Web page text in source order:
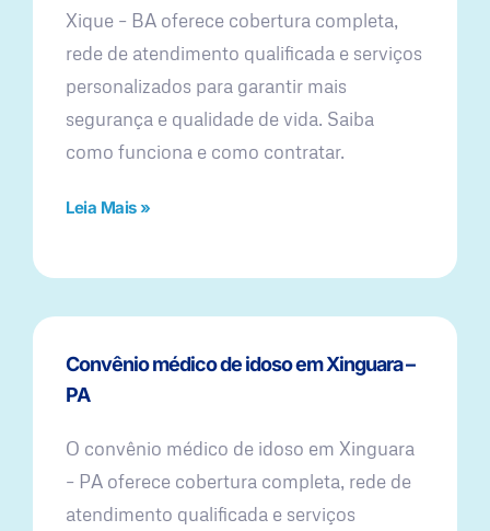
Xique – BA oferece cobertura completa,
rede de atendimento qualificada e serviços
personalizados para garantir mais
segurança e qualidade de vida. Saiba
como funciona e como contratar.
Leia Mais »
Convênio médico de idoso em Xinguara –
PA
O convênio médico de idoso em Xinguara
– PA oferece cobertura completa, rede de
atendimento qualificada e serviços